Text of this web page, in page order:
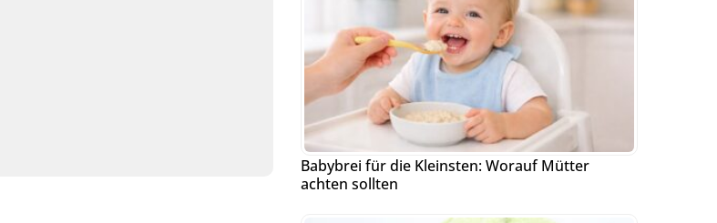
Babybrei für die Kleinsten: Worauf Mütter
achten sollten